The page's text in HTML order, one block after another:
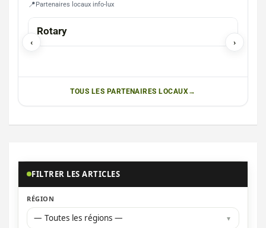
Partenaires locaux info-lux
‹ ›
ARLON
Rotary
TOUS LES PARTENAIRES LOCAUX
FILTRER LES ARTICLES
RÉGION
— Toutes les régions —